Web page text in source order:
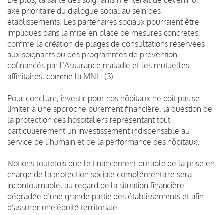
axe prioritaire du dialogue social au sein des
établissements. Les partenaires sociaux pourraient être
impliqués dans la mise en place de mesures concrètes,
comme la création de plages de consultations réservées
aux soignants ou des programmes de prévention
cofinancés par l’Assurance maladie et les mutuelles
affinitaires, comme la MNH (3).
Pour conclure, investir pour nos hôpitaux ne doit pas se
limiter à une approche purement financière, la question de
la protection des hospitaliers représentant tout
particulièrement un investissement indispensable au
service de l’humain et de la performance des hôpitaux.
Notions toutefois que le financement durable de la prise en
charge de la protection sociale complémentaire sera
incontournable, au regard de la situation financière
dégradée d’une grande partie des établissements et afin
d’assurer une équité territoriale.